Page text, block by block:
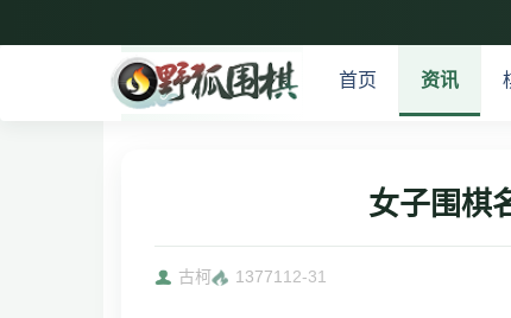
首页 资讯
女子围棋
古柯 13771 12-31